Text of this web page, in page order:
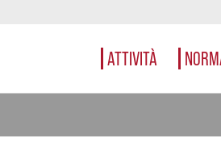
ATTIVITÀ